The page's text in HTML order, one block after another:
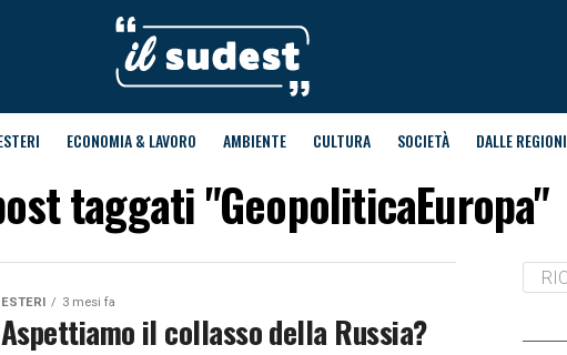
ECONOMIA & LAVORO AMBIENTE CULTURA SOCIETÀ DALLE REGIONI
taggati "GeopoliticaEuropa"
ESTERI 3 mesi fa
Aspettiamo il collasso della Russia?